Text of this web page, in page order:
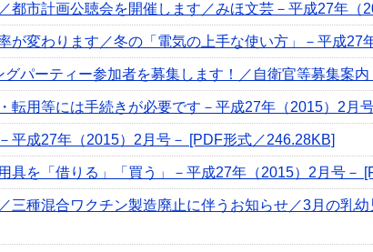
都市計画公聴会を開催します／みほ文芸－平成27年（
が変わります／冬の「電気の上手な使い方」－平成27
グパーティー参加者を募集します！／自衛官等募集案
転用等には手続きが必要です－平成27年（2015）2月
平成27年（2015）2月号－ [PDF形式／246.28KB]
具を「借りる」「買う」－平成27年（2015）2月号－
三種混合ワクチン製造廃止に伴うお知らせ／3月の乳